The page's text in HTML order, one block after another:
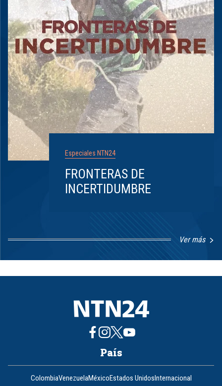
Especiales NTN24
FRONTERAS DE
INCERTIDUMBRE
Ver más
8
País
ColombiaVenezuelaMéxicoEstados UnidosInternacional